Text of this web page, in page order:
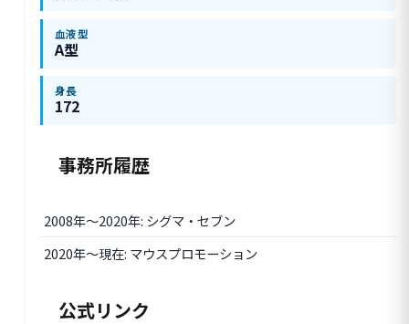
血液型
A型
身長
172
事務所履歴
2008年〜2020年: シグマ・セブン
2020年〜現在: マウスプロモーション
公式リンク